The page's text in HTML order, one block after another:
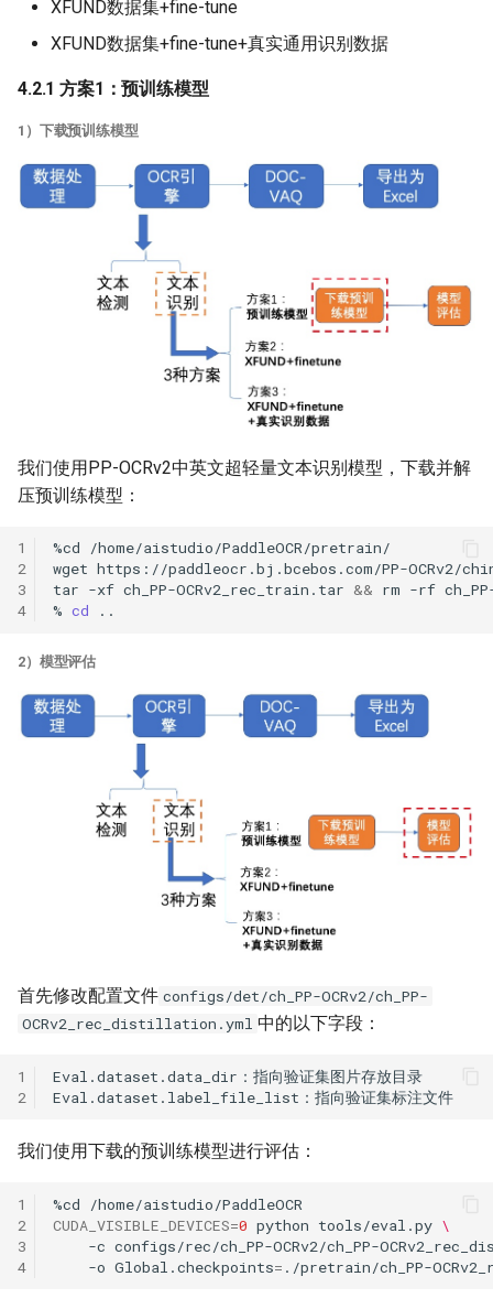
XFUND数据集+fine-tune
XFUND数据集+fine-tune+真实通用识别数据
4.2.1 方案1：预训练模型
1）下载预训练模型
我们使用PP-OCRv2中英文超轻量文本识别模型，下载并解
压预训练模型：
1
2
3
4
%cd
wget
tar -xf ch_PP-OCRv2_rec_train.tar && rm -rf
% cd
2）模型评估
首先修改配置文件 configs/det/ch_PP-OCRv2/ch_PP-
OCRv2_rec_distillation.yml 中的以下字段：
1
2
我们使用下载的预训练模型进行评估：
1
2
3
4
%cd
CUDA_VISIBLE_DEVICES=0 python tools/eval.py \
-c configs/rec/ch_PP-OCRv2/ch_PP-
-o Global.checkpoints=